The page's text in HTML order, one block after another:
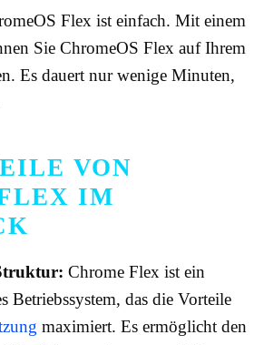
Flex ist einfach. Mit einem
Sie ChromeOS Flex auf Ihrem
Es dauert nur wenige Minuten,
VON
IM
Chrome Flex ist ein
Betriebssystem, das die Vorteile
maximiert. Es ermöglicht den